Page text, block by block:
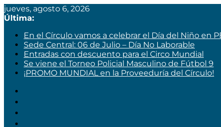
jueves, agosto 6, 2026
Última:
En el Círculo vamos a celebrar el Día del Niño en
Sede Central: 06 de Julio – Día No Laborable
Entradas con descuento para el Circo Mundial
Se viene el Torneo Policial Masculino de Fútbol 9
¡PROMO MUNDIAL en la Proveeduría del Círculo!